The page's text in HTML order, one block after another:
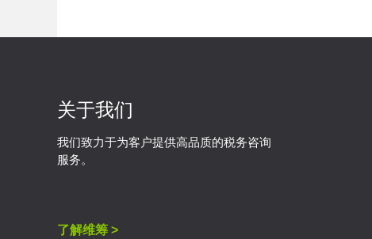
关于我们
我们致力于为客户提供高品质的税务咨询
服务。
了解维筹 >